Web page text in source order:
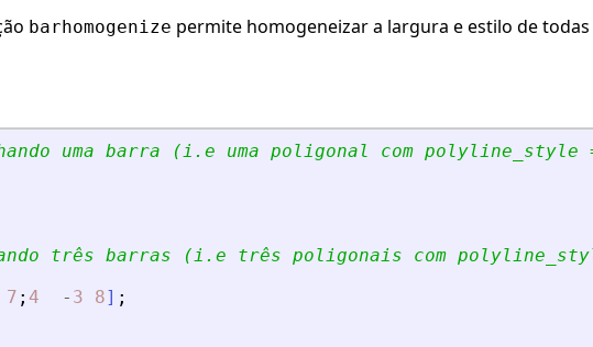
barhomogenize permite homogeneizar a largura e estilo de
uma barra (i.e uma poligonal com polyline_style
três barras (i.e três poligonais com
7 ; 4 - 3 8] ;